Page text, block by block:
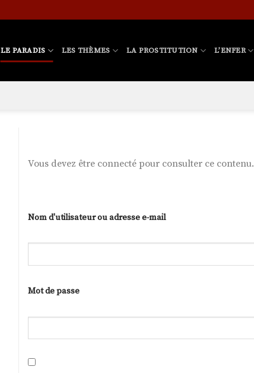
LE PARADIS LES THÈMES LA PROSTITUTION L’ENFER
Vous devez être connecté pour consulter ce contenu.
Nom d'utilisateur ou adresse e-mail
Mot de passe